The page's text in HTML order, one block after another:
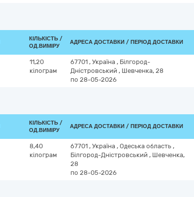
КІЛЬКІСТЬ /
ОД.ВИМІРУ
АДРЕСА ДОСТАВКИ / ПЕРІОД ДОСТАВКИ
11,20
кілограм
67701 , Україна , Білгород-
Дністровський , Шевченка, 28
по 28-05-2026
КІЛЬКІСТЬ /
ОД.ВИМІРУ
АДРЕСА ДОСТАВКИ / ПЕРІОД ДОСТАВКИ
8,40
кілограм
67701 , Україна , Одеська область ,
Білгород-Дністровський , Шевченка,
28
по 28-05-2026